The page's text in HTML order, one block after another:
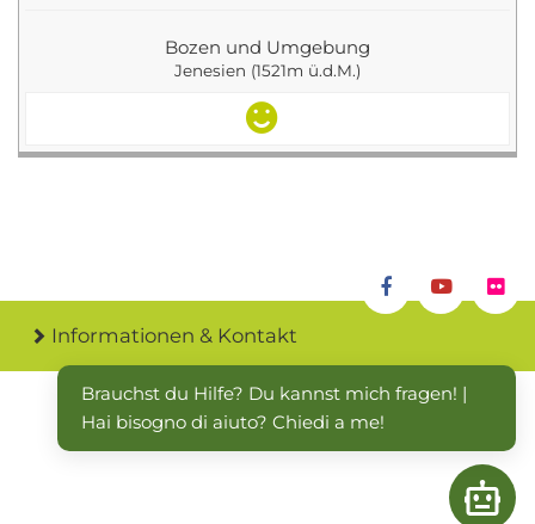
Bozen und Umgebung
Jenesien (1521m ü.d.M.)
Informationen & Kontakt
Open
Brauchst du Hilfe? Du kannst mich fragen! |
Hai bisogno di aiuto? Chiedi a me!